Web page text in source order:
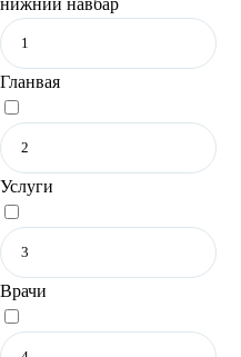
нижний навбар
Гланвая
Услуги
Врачи